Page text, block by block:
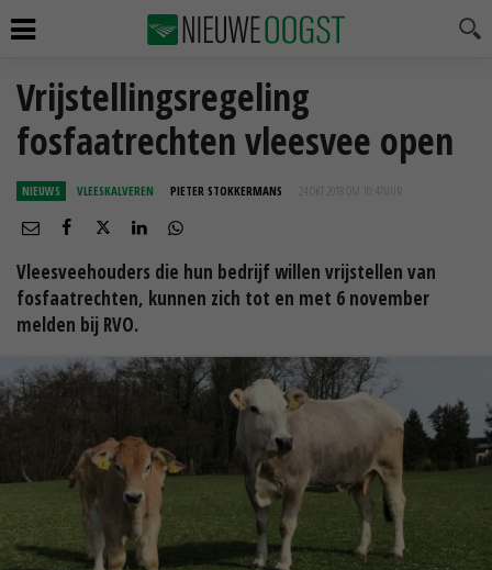
Vrijstellingsregeling
fosfaatrechten vleesvee open
NIEUWS VLEESKALVEREN PIETER STOKKERMANS 24 OKT 2018 OM 10:47
Vleesveehouders die hun bedrijf willen vrijstellen van
fosfaatrechten, kunnen zich tot en met 6 november
melden bij RVO.